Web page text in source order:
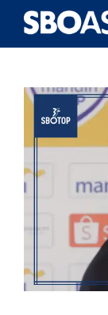
Langsung
isi